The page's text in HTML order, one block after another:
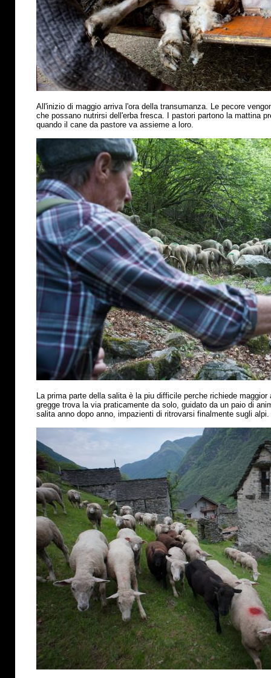
All'inizio di maggio arriva l'ora della transumanza. Le pecore
che possano nutrirsi dell'erba fresca. I pastori partono la mattina
quando il cane da pastore va assieme a loro.
La prima parte della salita è la piu difficile perche richiede
gregge trova la via praticamente da solo, guidato da un paio di
salita anno dopo anno, impazienti di ritrovarsi finalmente sugli alpi.